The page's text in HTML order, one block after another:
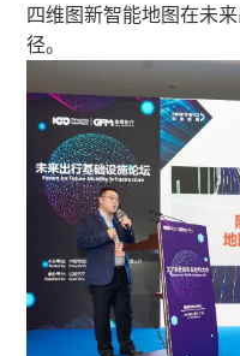
四维图新智能地图在未
径。